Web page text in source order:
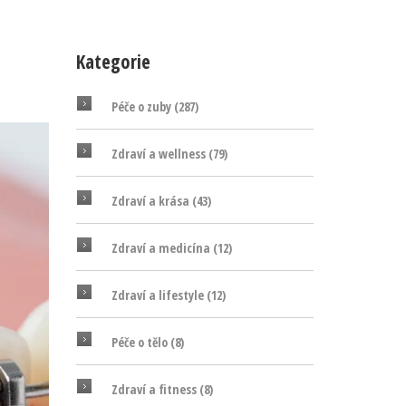
Kategorie
Péče o zuby (287)
Zdraví a wellness (79)
Zdraví a krása (43)
Zdraví a medicína (12)
Zdraví a lifestyle (12)
Péče o tělo (8)
Zdraví a fitness (8)